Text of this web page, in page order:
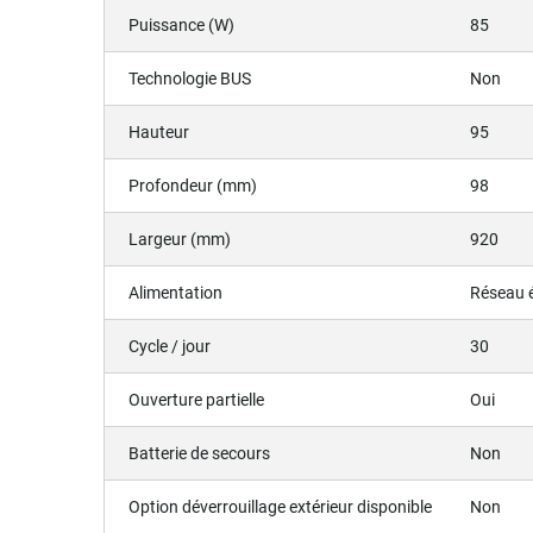
Puissance (W) 85
Technologie BUS Non
Hauteur 95
Profondeur (mm) 98
Largeur (mm) 920
Alimentation Réseau
Cycle / jour 30
Ouverture partielle Oui
Batterie de secours Non
Option déverrouillage extérieur disponible Non